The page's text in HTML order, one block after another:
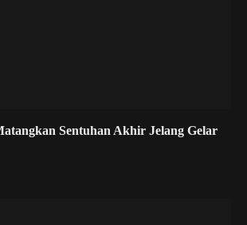
Sentuhan Akhir Jelang Gelar